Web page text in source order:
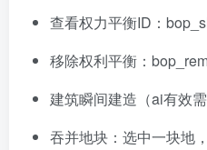
查看权力平衡ID：
移除权利平衡：
建筑瞬间建造（ai有效
吞并地块：选中一块地